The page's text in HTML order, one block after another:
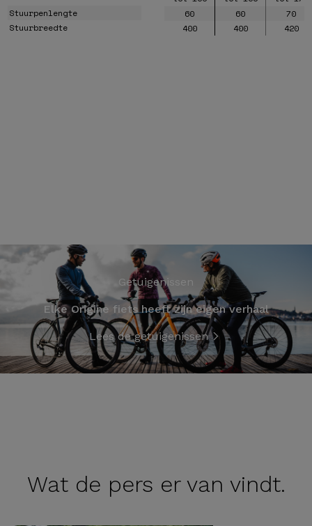
Stuurpenlengte
60 60
70
Stuurbreedte
400 400 420
Getuigenissen
Elke Origine fiets heeft zijn eigen verhaal
Lees de getuigenissen
Wat de pers er van vindt.